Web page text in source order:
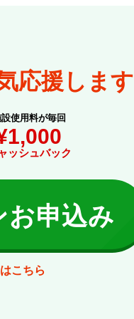
応援します
使用料が毎回
ッシュバック
お申込み
こちら